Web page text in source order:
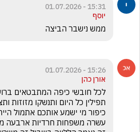
15:31 - 01.07.2026
יוסף
ממש נישבר הביצה
15:26 - 01.07.2026
אורן כהן